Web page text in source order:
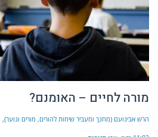
מורה לחיים – האומנם?
הרש אבינועם (מחנך ומעביר שיחות להורים, מורים ונוער)